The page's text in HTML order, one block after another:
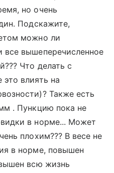
но очень
Подскажите,
можно ли
вышеперечисленное
Что делать с
влиять на
Также есть
. Пункцию пока не
в норме... Может
плохим??? В весе не
в норме, повышен
всю жизнь